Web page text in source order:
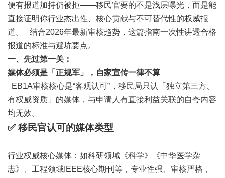
便有报道加持仍被拒——移民官要的不是浅层曝光，而是能
直接证明你行业杰出性、核心贡献与不可替代性的权威报
道。 结合2026年最新审核趋势，这篇指南一次性讲透合格
报道的标准与避坑要点。
一、先过第一关：
媒体必须是「正规军」，自家宣传一律不算
EB1A审核核心是“客观认可”，移民局只认「独立第三方、
有权威资质」的媒体，与申请人有直接利益关联的自夸内容
均无效。
✅ 移民官认可的媒体类型
行业权威核心媒体：如科研领域《科学》《中华医学杂
志》、工程领域IEEE核心期刊等，专业性强、审核严格，